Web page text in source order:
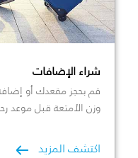
شراء الإضافات
قم بحجز مقعدك أو
وزن الأمتعة قبل موعد
اكتشف المزيد